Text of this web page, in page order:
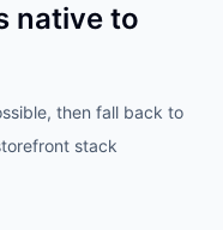
native to
then fall back to
stack